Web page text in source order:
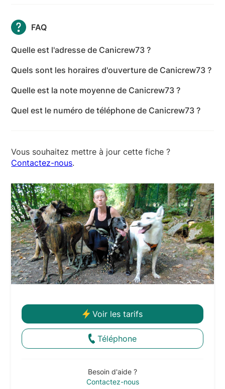
FAQ
Quelle est l'adresse de Canicrew73 ?
73110 Arvillard - Savoie
Quels sont les horaires d'ouverture de Canicrew73 ?
suivants : lundi: 08:30-20:00 - mardi: 08:30-20:00 -
mercredi: 08:30-20:00 - jeudi: 08:30-20:00 -
vendredi: 08:30-20:00 - samedi: 08:30-20:00 -
Quelle est la note moyenne de Canicrew73 ?
5 sur 5.
Quel est le numéro de téléphone de Canicrew73 ?
Vous souhaitez mettre à jour cette fiche ?
Contactez-nous.
Voir les tarifs
Téléphone
Besoin d'aide ?
Contactez-nous